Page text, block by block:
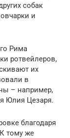
собак
и
Рима
ротвейлеров,
их
в
– например,
Юлия Цезаря.
благодаря
тому же